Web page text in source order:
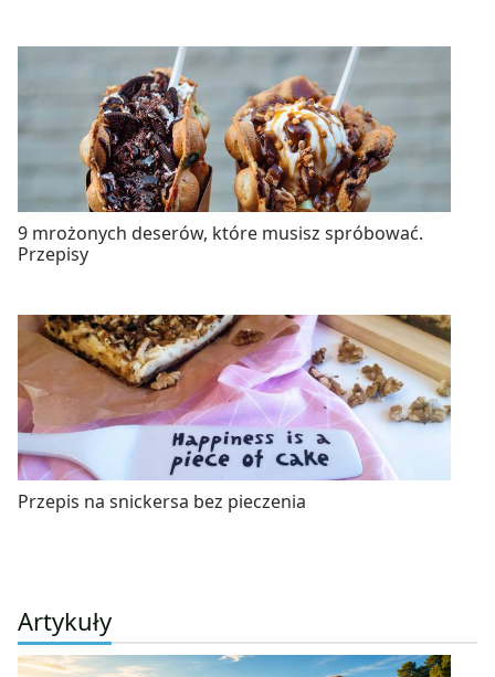
9 mrożonych deserów, które musisz spróbować.
Przepisy
Przepis na snickersa bez pieczenia
Artykuły